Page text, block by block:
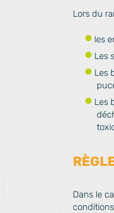
Lors du
les
Les
Les
Les
Dans le